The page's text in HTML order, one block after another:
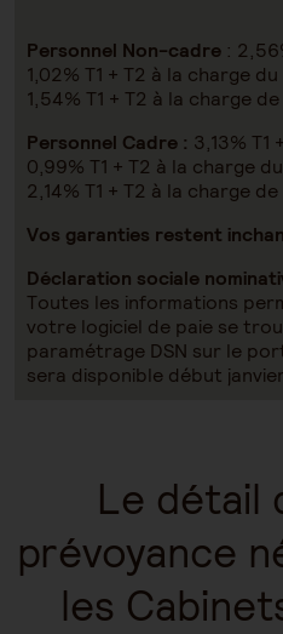
Personnel Non-cadre :
1,02% T1 + T2 à la charge
1,54% T1 + T2 à la charge
Personnel Cadre : 3,13% T1
0,99% T1 + T2 à la charge
2,14% T1 + T2 à la charge
Vos garanties restent
Déclaration sociale
Toutes les informations
votre logiciel de paie se
paramétrage DSN sur le
sera disponible début
Le détail
prévoyance
les